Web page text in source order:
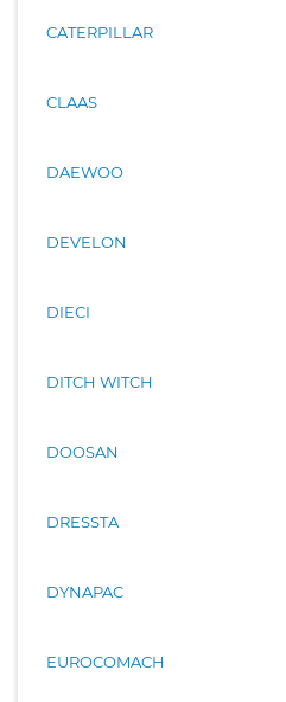
CATERPILLAR
CLAAS
DAEWOO
DEVELON
DIECI
DITCH WITCH
DOOSAN
DRESSTA
DYNAPAC
EUROCOMACH